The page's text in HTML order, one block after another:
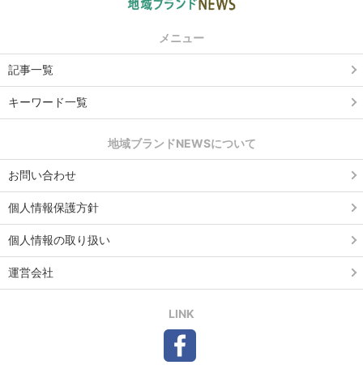
メニュー
記事一覧
キーワード一覧
地域ブランドNEWSについて
お問い合わせ
個人情報保護方針
個人情報の取り扱い
運営会社
LINK